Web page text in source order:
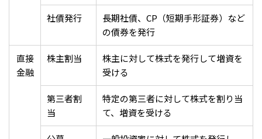
社債発行
長期社債、CP（短期手形証券）など
の債券を発行
直接
金融
株主割当
株主に対して株式を発行して増資を
受ける
第三者割
当
特定の第三者に対して株式を割り当
て、増資を受ける